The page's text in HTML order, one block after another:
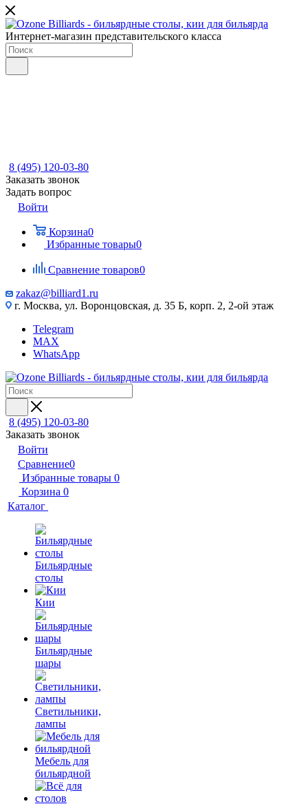
Интернет-магазин представительского класса
8 (495) 120-03-80
Заказать звонок
Задать вопрос
Войти
Корзина0
Избранные товары0
Сравнение товаров0
zakaz@billiard1.ru
г. Москва, ул. Воронцовская, д. 35 Б, корп. 2, 2-ой этаж
Telegram
MAX
WhatsApp
8 (495) 120-03-80
Заказать звонок
Войти
Сравнение0
Избранные товары 0
Корзина 0
Каталог
Бильярдные
столы
Кии
Бильярдные
шары
Светильники,
лампы
Мебель для
бильярдной